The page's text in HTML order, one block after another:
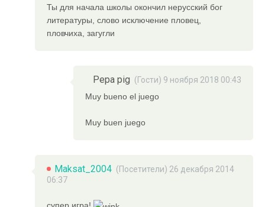
Ты для начала школы окончил нерусский бог
литературы, слово исключение пловец,
пловчиха, загугли
Pepa pig (Гости) 9 ноября 2018 00:43
Muy bueno el juego
Muy buen juego
Maksat_2004 (Посетители) 26 декабря 2014
06:37